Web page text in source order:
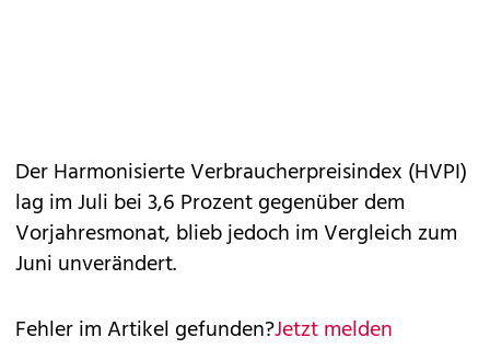
Der Harmonisierte Verbraucherpreisindex (HVPI)
lag im Juli bei 3,6 Prozent gegenüber dem
Vorjahresmonat, blieb jedoch im Vergleich zum
Juni unverändert.
Fehler im Artikel gefunden?Jetzt melden